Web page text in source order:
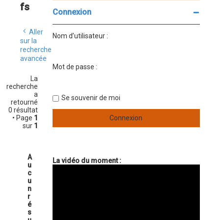
fs
Aller
sur la
recherche
avancée
La
recherche
a
retourné
0 résultat
• Page 1
sur 1
A
u
c
u
n
r
é
s
h
h
Connexion
Nom d’utilisateur :
Mot de passe :
Se souvenir de moi
La vidéo du moment :